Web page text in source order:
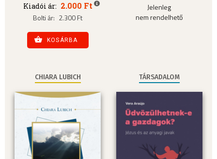
Kiadói ár: 2.000 Ft
Bolti ár: 2.300 Ft
KOSÁRBA
Jelenleg
nem rendelhető
CHIARA LUBICH TÁRSADALOM